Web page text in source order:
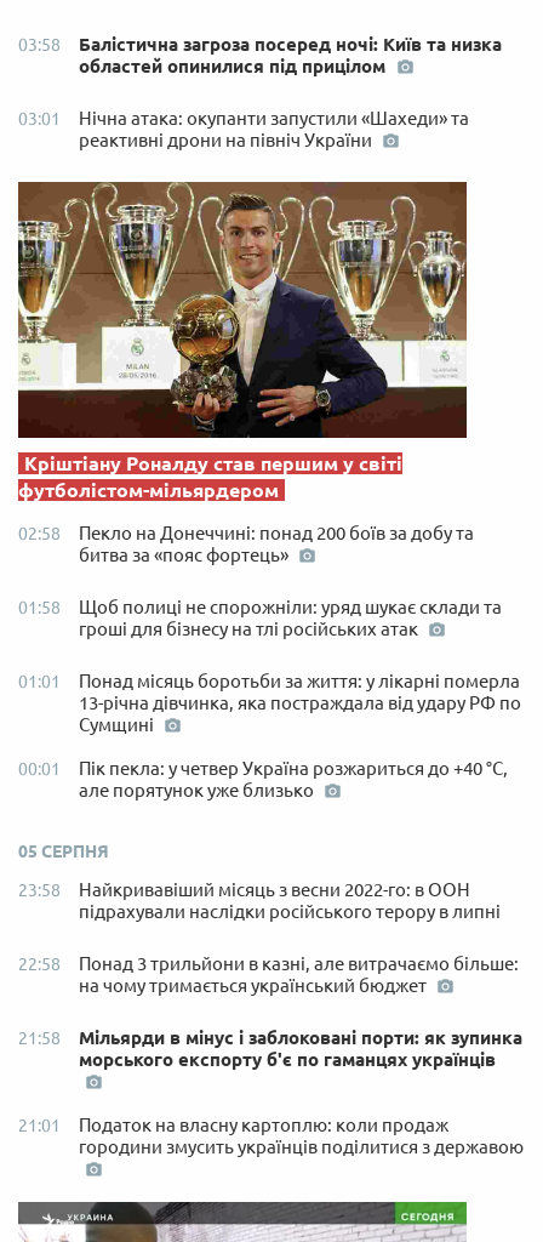
03:58
Балістична загроза посеред ночі: Київ та низка
областей опинилися під прицілом
03:01
Нічна атака: окупанти запустили «Шахеди» та
реактивні дрони на північ України
Кріштіану Роналду став першим у світі
футболістом-мільярдером
02:58
Пекло на Донеччині: понад 200 боїв за добу та
битва за «пояс фортець»
01:58
Щоб полиці не спорожніли: уряд шукає склади та
гроші для бізнесу на тлі російських атак
01:01
Понад місяць боротьби за життя: у лікарні померла
13-річна дівчинка, яка постраждала від удару РФ по
Сумщині
00:01
Пік пекла: у четвер Україна розжариться до +40 °C,
але порятунок уже близько
05 СЕРПНЯ
23:58
Найкривавіший місяць з весни 2022-го: в ООН
підрахували наслідки російського терору в липні
22:58
Понад 3 трильйони в казні, але витрачаємо більше:
на чому тримається український бюджет
21:58
Мільярди в мінус і заблоковані порти: як зупинка
морського експорту б'є по гаманцях українців
21:01
Податок на власну картоплю: коли продаж
городини змусить українців поділитися з державою